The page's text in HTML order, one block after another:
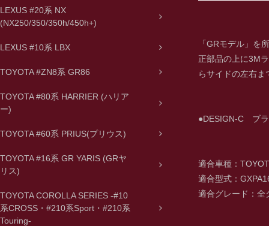
LEXUS #20系 NX
(NX250/350/350h/450h+)
LEXUS #10系 LBX
TOYOTA #ZN8系 GR86
TOYOTA #80系 HARRIER (ハリア
ー)
TOYOTA #60系 PRIUS(プリウス)
TOYOTA #16系 GR YARIS (GRヤ
リス)
TOYOTA COROLLA SERIES -#10
系CROSS・#210系Sport・#210系
Touring-
「GRモデル」を
正部品の上に3M
らサイドの左右
●DESIGN-C ブラ
適合車種：
適合型式：
適合グレード：全